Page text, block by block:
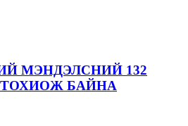
МЭНДЭЛСНИЙ 132
БАЙНА